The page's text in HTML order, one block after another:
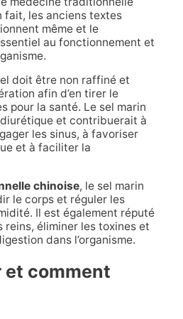
fait, les anciens textes
même et le
au fonctionnement et
doit être non raffiné et
afin d’en tirer le
pour la santé. Le sel marin
et contribuerait à
les sinus, à favoriser
et à faciliter la
chinoise, le sel marin
le corps et réguler les
Il est également réputé
reins, éliminer les toxines et
dans l’organisme.
et comment